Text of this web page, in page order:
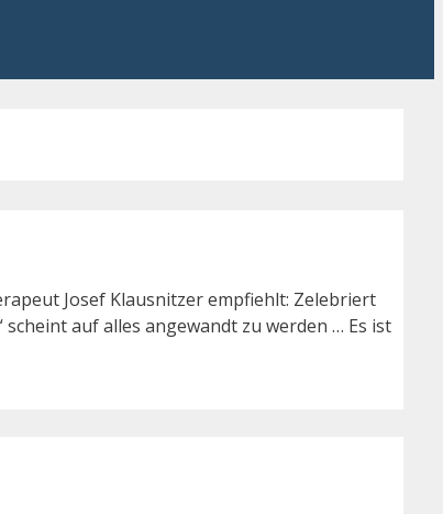
Josef Klausnitzer empfiehlt: Zelebriert
auf alles angewandt zu werden … Es ist